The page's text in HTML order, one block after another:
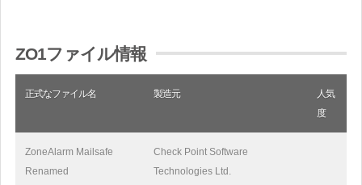
ZO1ファイル情報
正式なファイル名 製造元
人気
度
ZoneAlarm Mailsafe
Renamed
Check Point Software
Technologies Ltd.